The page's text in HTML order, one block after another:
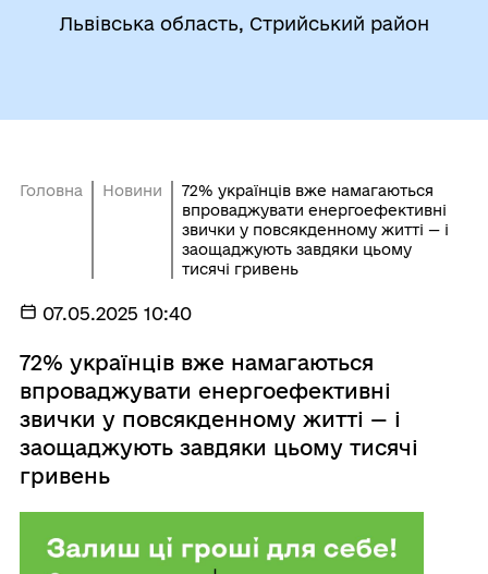
Львівська область, Стрийський район
Головна Новини
72% українців вже намагаються
впроваджувати енергоефективні
звички у повсякденному житті — і
заощаджують завдяки цьому
тисячі гривень
07.05.2025 10:40
72% українців вже намагаються
впроваджувати енергоефективні
звички у повсякденному житті — і
заощаджують завдяки цьому тисячі
гривень